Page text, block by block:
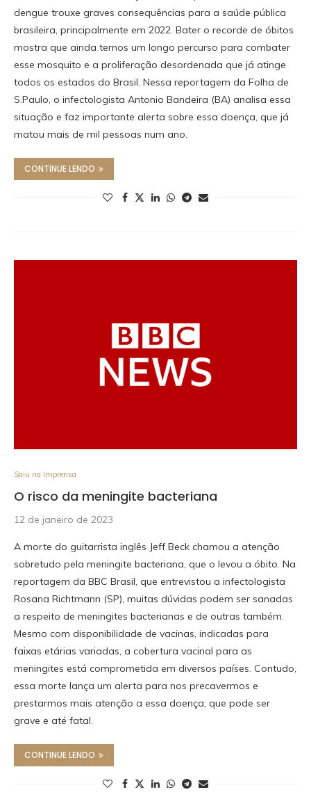
dengue trouxe graves consequências para a saúde pública
brasileira, principalmente em 2022. Bater o recorde de óbitos
mostra que ainda temos um longo percurso para combater
esse mosquito e a proliferação desordenada que já atinge
todos os estados do Brasil. Nessa reportagem da Folha de
S.Paulo, o infectologista Antonio Bandeira (BA) analisa essa
situação e faz importante alerta sobre essa doença, que já
matou mais de mil pessoas num ano.
CONTINUE LENDO
Saiu na Imprensa
O risco da meningite bacteriana
12 de janeiro de 2023
A morte do guitarrista inglês Jeff Beck chamou a atenção
sobretudo pela meningite bacteriana, que o levou a óbito. Na
reportagem da BBC Brasil, que entrevistou a infectologista
Rosana Richtmann (SP), muitas dúvidas podem ser sanadas
a respeito de meningites bacterianas e de outras também.
Mesmo com disponibilidade de vacinas, indicadas para
faixas etárias variadas, a cobertura vacinal para as
meningites está comprometida em diversos países. Contudo,
essa morte lança um alerta para nos precavermos e
prestarmos mais atenção a essa doença, que pode ser
grave e até fatal.
CONTINUE LENDO